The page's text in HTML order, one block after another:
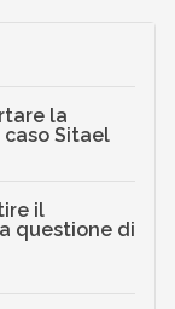
la
caso Sitael
il
questione di